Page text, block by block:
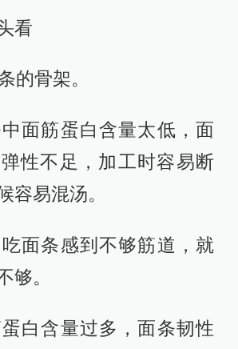
看
的骨架。
面筋蛋白含量太低，面
性不足，加工时容易断
容易混汤。
面条感到不够筋道，就
够。
白含量过多，面条韧性